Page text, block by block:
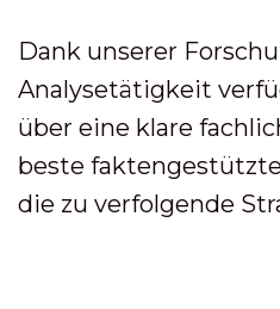
Dank unserer
Analysetätigkeit
über eine klare
beste
die zu verfolgende